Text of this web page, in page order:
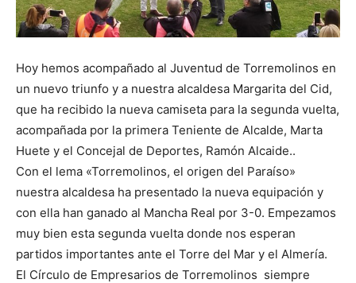
Hoy hemos acompañado al Juventud de Torremolinos en
un nuevo triunfo y a nuestra alcaldesa Margarita del Cid,
que ha recibido la nueva camiseta para la segunda vuelta,
acompañada por la primera Teniente de Alcalde, Marta
Huete y el Concejal de Deportes, Ramón Alcaide..
Con el lema «Torremolinos, el origen del Paraíso»
nuestra alcaldesa ha presentado la nueva equipación y
con ella han ganado al Mancha Real por 3-0. Empezamos
muy bien esta segunda vuelta donde nos esperan
partidos importantes ante el Torre del Mar y el Almería.
El Círculo de Empresarios de Torremolinos siempre